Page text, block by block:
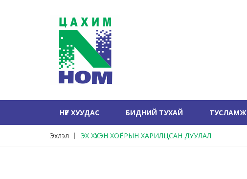
НҮҮР ХУУДАС БИДНИЙ ТУХАЙ ТУСЛАМЖ
Эхлэл ЭХ ХҮҮХЭН ХОЁРЫН ХАРИЛЦСАН ДУУЛАЛ